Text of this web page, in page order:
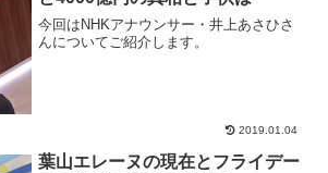
今回はNHKアナウンサー・井上あさひさ
んについてご紹介します。
2019.01.04
葉山エレーヌの現在とフライデー